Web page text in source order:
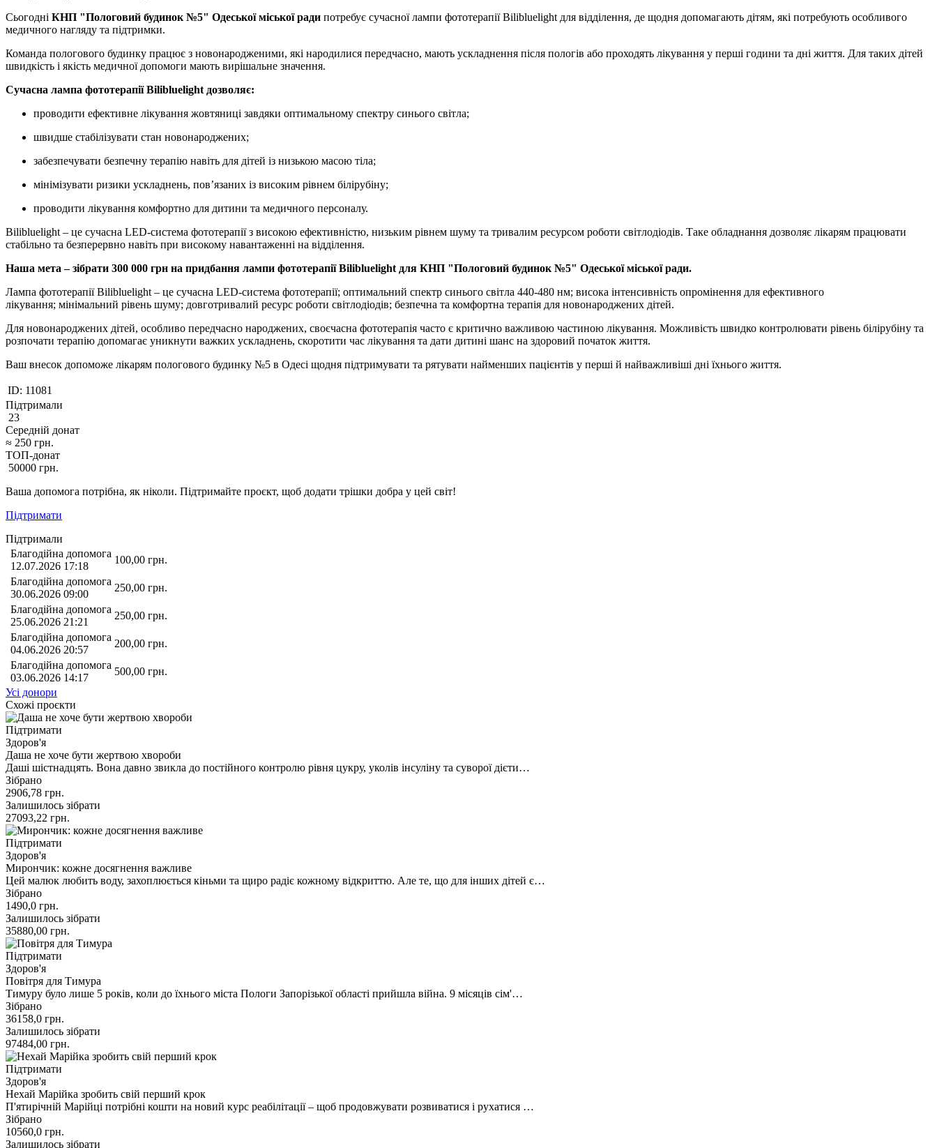
Сьогодні КНП "Пологовий будинок №5" Одеської міської ради потребує сучасної лампи фототерапії Bilibluelight для відділення, де щодня допомагають дітям, які потребують особливого
медичного нагляду та підтримки.
Команда пологового будинку працює з новонародженими, які народилися передчасно, мають ускладнення після пологів або проходять лікування у перші години та дні життя. Для таких дітей
швидкість і якість медичної допомоги мають вирішальне значення.
Сучасна лампа фототерапії Bilibluelight дозволяє:
проводити ефективне лікування жовтяниці завдяки оптимальному спектру синього світла;
швидше стабілізувати стан новонароджених;
забезпечувати безпечну терапію навіть для дітей із низькою масою тіла;
мінімізувати ризики ускладнень, пов’язаних із високим рівнем білірубіну;
проводити лікування комфортно для дитини та медичного персоналу.
Bilibluelight – це сучасна LED-система фототерапії з високою ефективністю, низьким рівнем шуму та тривалим ресурсом роботи світлодіодів. Таке обладнання дозволяє лікарям працювати
стабільно та безперервно навіть при високому навантаженні на відділення.
Наша мета – зібрати 300 000 грн на придбання лампи фототерапії Bilibluelight для КНП "Пологовий будинок №5" Одеської міської ради.
Лампа фототерапії Bilibluelight – це сучасна LED-система фототерапії; оптимальний спектр синього світла 440-480 нм; висока інтенсивність опромінення для ефективного
лікування; мінімальний рівень шуму; довготривалий ресурс роботи світлодіодів; безпечна та комфортна терапія для новонароджених дітей.
Для новонароджених дітей, особливо передчасно народжених, своєчасна фототерапія часто є критично важливою частиною лікування. Можливість швидко контролювати рівень білірубіну та
розпочати терапію допомагає уникнути важких ускладнень, скоротити час лікування та дати дитині шанс на здоровий початок життя.
Ваш внесок допоможе лікарям пологового будинку №5 в Одесі щодня підтримувати та рятувати найменших пацієнтів у перші й найважливіші дні їхнього життя.
ID: 11081
Підтримали
23
Середній донат
≈ 250 грн.
ТОП-донат
50000 грн.
Ваша допомога потрібна, як ніколи. Підтримайте проєкт, щоб додати трішки добра у цей світ!
Підтримати
Підтримали
Благодійна допомога
12.07.2026 17:18
100,00 грн.
Благодійна допомога
30.06.2026 09:00
250,00 грн.
Благодійна допомога
25.06.2026 21:21
250,00 грн.
Благодійна допомога
04.06.2026 20:57
200,00 грн.
Благодійна допомога
03.06.2026 14:17
500,00 грн.
Усі донори
Схожі проєкти
Підтримати
Здоров'я
Даша не хоче бути жертвою хвороби
Даші шістнадцять. Вона давно звикла до постійного контролю рівня цукру, уколів інсуліну та суворої дієти…
Зібрано
2906,78 грн.
Залишилось зібрати
27093,22 грн.
Підтримати
Здоров'я
Мирончик: кожне досягнення важливе
Цей малюк любить воду, захоплюється кіньми та щиро радіє кожному відкриттю. Але те, що для інших дітей є…
Зібрано
1490,0 грн.
Залишилось зібрати
35880,00 грн.
Підтримати
Здоров'я
Повітря для Тимура
Тимуру було лише 5 років, коли до їхнього міста Пологи Запорізької області прийшла війна. 9 місяців сім'…
Зібрано
36158,0 грн.
Залишилось зібрати
97484,00 грн.
Підтримати
Здоров'я
Нехай Марійка зробить свій перший крок
П'ятирічній Марійці потрібні кошти на новий курс реабілітації – щоб продовжувати розвиватися і рухатися …
Зібрано
10560,0 грн.
Залишилось зібрати